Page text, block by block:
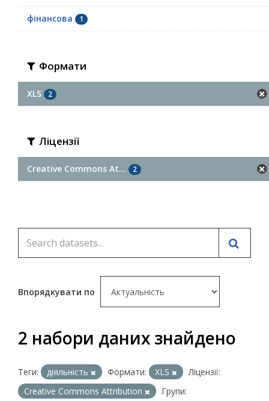
фінансова 1
Формати
XLS 2
Ліцензії
Creative Commons At... 2
Впорядкувати по
2 набори даних знайдено
Теги: діяльність Формати: XLS
Ліцензії:
Creative Commons Attribution
Групи: